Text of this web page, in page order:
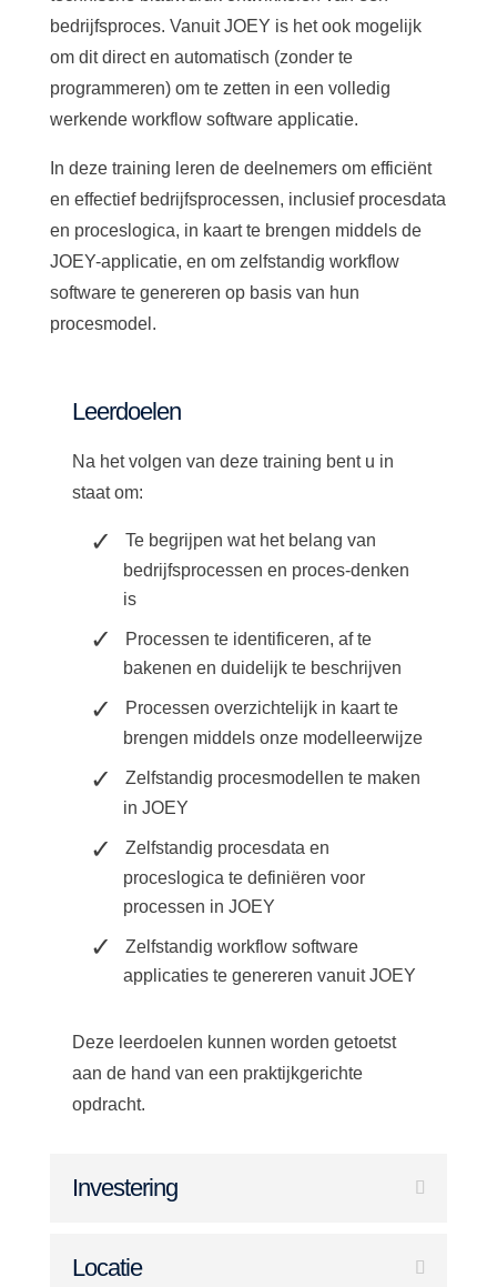
bedrijfsproces. Vanuit JOEY is het ook mogelijk
om dit direct en automatisch (zonder te
programmeren) om te zetten in een volledig
werkende workflow software applicatie.
In deze training leren de deelnemers om efficiënt
en effectief bedrijfsprocessen, inclusief procesdata
en proceslogica, in kaart te brengen middels de
JOEY-applicatie, en om zelfstandig workflow
software te genereren op basis van hun
procesmodel.
Leerdoelen
Na het volgen van deze training bent u in
staat om:
Te begrijpen wat het belang van
bedrijfsprocessen en proces-denken
is
Processen te identificeren, af te
bakenen en duidelijk te beschrijven
Processen overzichtelijk in kaart te
brengen middels onze modelleerwijze
Zelfstandig procesmodellen te maken
in JOEY
Zelfstandig procesdata en
proceslogica te definiëren voor
processen in JOEY
Zelfstandig workflow software
applicaties te genereren vanuit JOEY
Deze leerdoelen kunnen worden getoetst
aan de hand van een praktijkgerichte
opdracht.
Investering
Locatie